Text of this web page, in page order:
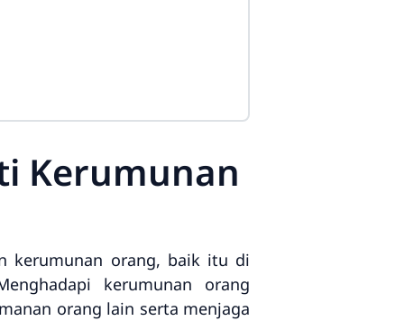
Kerumunan
kerumunan orang, baik itu di
kerumunan orang
orang lain serta menjaga